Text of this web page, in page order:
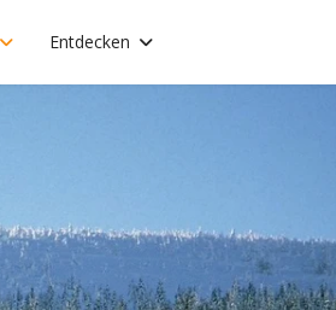
Entdecken